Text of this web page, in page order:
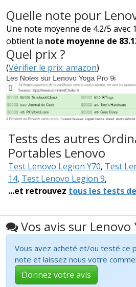
Quelle note pour
Une note moyenne de 4.2/5 avec
obtient la note moyenne de
Quel prix ?
(Vérifier le prix: amazon)
Tests des autres
Portables Lenovo
Test Lenovo Legion Y70, Test
14, Test Lenovo Legion 9,
...et retrouvez tous les tests
Vos avis sur Lenovo
Vous avez acheté et/ou testé ce
note et laissez nous votre
Donnez votre avis